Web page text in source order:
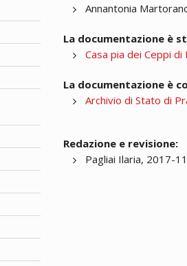
Annantonia
La documentazione è
Casa pia dei Ceppi di
La documentazione è
Archivio di Stato di
Redazione e revisione:
Pagliai Ilaria, 2017-